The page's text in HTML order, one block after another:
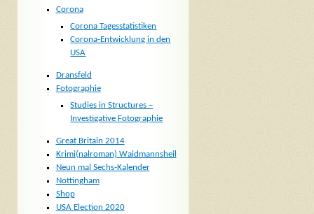
Corona
Corona Tagesstatistiken
Corona-Entwicklung in den
USA
Dransfeld
Fotographie
Studies in Structures –
Investigative Fotographie
Great Britain 2014
Krimi(nalroman) Waidmannsheil
Neun mal Sechs-Kalender
Nottingham
Shop
USA Election 2020